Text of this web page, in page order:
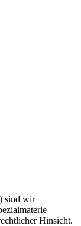
sind wir
Hinsicht.